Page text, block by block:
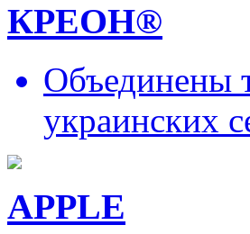
КРЕОН®
Объединены
украинских
APPLE